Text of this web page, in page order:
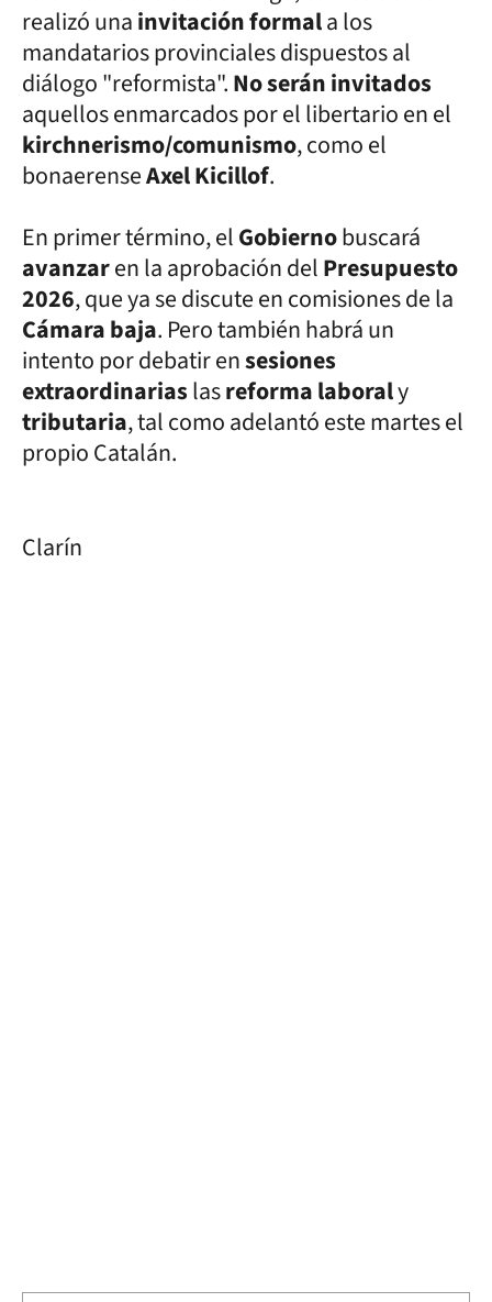
realizó unainvitación formala los
mandatarios provinciales dispuestos al
diálogo "reformista".No serán invitados
aquellos enmarcados por el libertario en el
kirchnerismo/comunismo, como el
bonaerenseAxel Kicillof.
En primer término, elGobiernobuscará
avanzaren la aprobación delPresupuesto
2026, que ya se discute en comisiones de la
Cámara baja. Pero también habrá un
intento por debatir ensesiones
extraordinariaslasreforma laboraly
tributaria, tal como adelantó este martes el
propio Catalán.
Clarín